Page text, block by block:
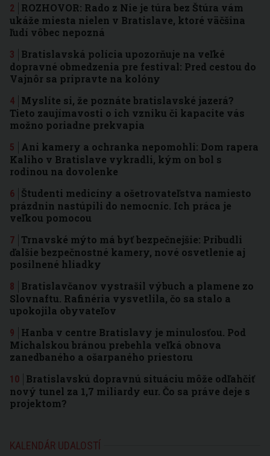
ROZHOVOR: Rado z Nie je túra bez Štúra vám
ukáže miesta nielen v Bratislave, ktoré väčšina
ľudí vôbec nepozná
Bratislavská polícia upozorňuje na veľké
dopravné obmedzenia pre festival: Pred cestou do
Vajnôr sa pripravte na kolóny
Myslíte si, že poznáte bratislavské jazerá?
Tieto zaujímavosti o ich vzniku či kapacite vás
možno poriadne prekvapia
Ani kamery a ochranka nepomohli: Dom rapera
Kaliho v Bratislave vykradli, kým on bol s
rodinou na dovolenke
Študenti medicíny a ošetrovateľstva namiesto
prázdnin nastúpili do nemocníc. Ich práca je
veľkou pomocou
Trnavské mýto má byť bezpečnejšie: Pribudli
ďalšie bezpečnostné kamery, nové osvetlenie aj
posilnené hliadky
Bratislavčanov vystrašil výbuch a plamene zo
Slovnaftu. Rafinéria vysvetlila, čo sa stalo a
upokojila obyvateľov
Hanba v centre Bratislavy je minulosťou. Pod
Michalskou bránou prebehla veľká obnova
zanedbaného a ošarpaného priestoru
Bratislavskú dopravnú situáciu môže odľahčiť
nový tunel za 1,7 miliardy eur. Čo sa práve deje s
projektom?
KALENDÁR UDALOSTÍ